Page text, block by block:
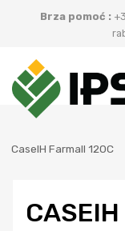
Brza pomoć :
CaseIH Farmall 120C